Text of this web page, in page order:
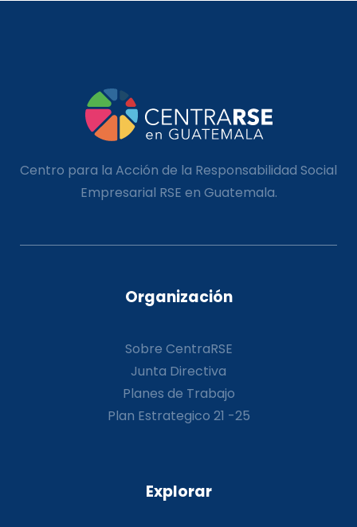
Centro para la Acción de la Responsabilidad Social
Empresarial RSE en Guatemala.
Organización
Sobre CentraRSE
Junta Directiva
Planes de Trabajo
Plan Estrategico 21 -25
Explorar